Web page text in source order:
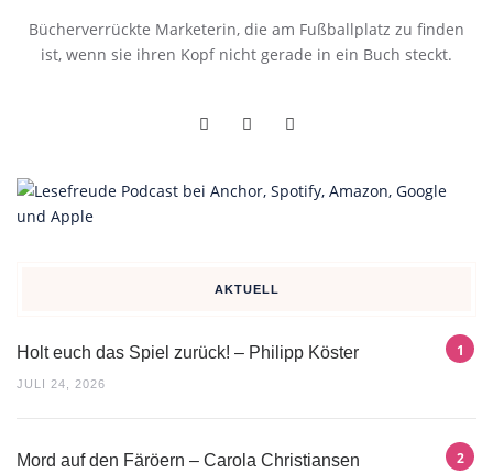
Bücherverrückte Marketerin, die am Fußballplatz zu finden
ist, wenn sie ihren Kopf nicht gerade in ein Buch steckt.
AKTUELL
Holt euch das Spiel zurück! – Philipp Köster
JULI 24, 2026
Mord auf den Färöern – Carola Christiansen